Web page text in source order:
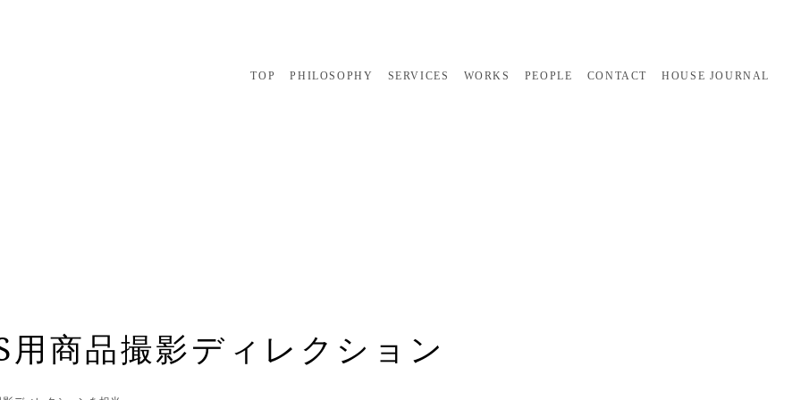
TOP PHILOSOPHY SERVICES WORKS PEOPLE CONTACT HOUSE JOURNAL
用商品撮影ディレクション